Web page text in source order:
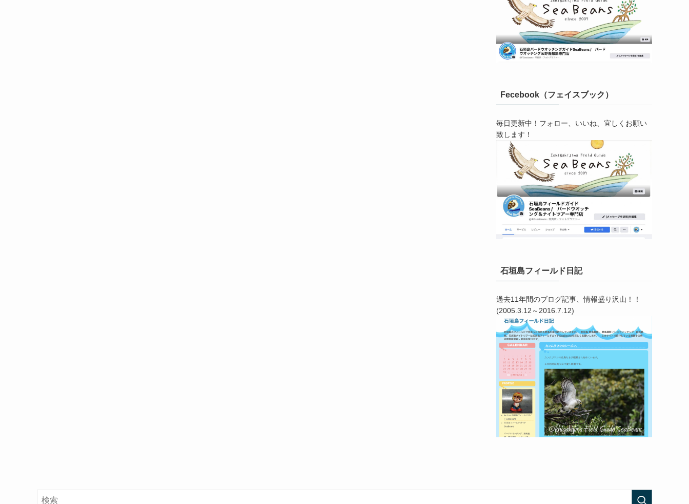
Fecebook（フェイスブック）
毎日更新中！フォロー、いいね、宜しくお願い
致します！
石垣島フィールド日記
過去11年間のブログ記事、情報盛り沢山！！
(2005.3.12～2016.7.12)